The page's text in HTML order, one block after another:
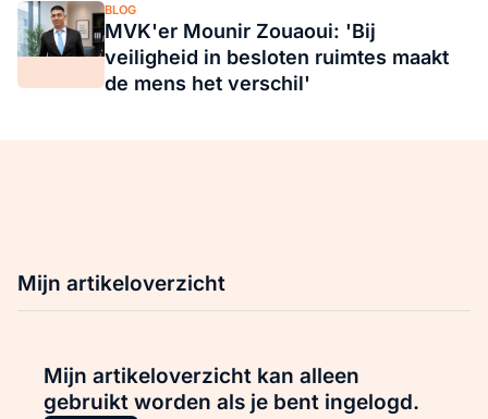
BLOG
MVK'er Mounir Zouaoui: 'Bij
veiligheid in besloten ruimtes maakt
de mens het verschil'
Mijn artikeloverzicht
Mijn artikeloverzicht kan alleen
gebruikt worden als je bent ingelogd.